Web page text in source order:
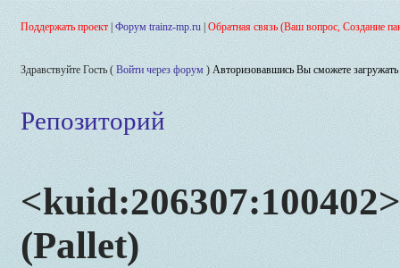
Поддержать проект Форум trainz-mp.ru Обратная связь (Ваш вопрос, Создание
Здравствуйте Гость ( Войти через форум ) Авторизовавшись Вы сможете
Репозиторий
(Pallet)